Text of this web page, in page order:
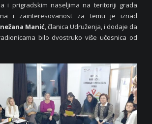
i prigradskim naseljima na teritoriji grada
i zainteresovanost za temu je iznad
Manić, članica Udruženja, i dodaje da
bilo dvostruko više učesnica od